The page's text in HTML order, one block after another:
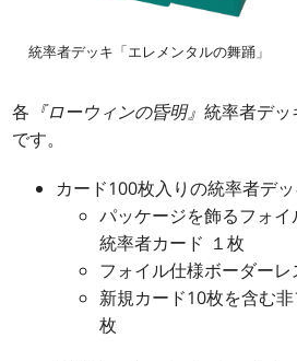
統率者デッキ「エレメンタルの舞踊」
各 『ローウィンの昏明』統率者デッ
です。
カード100枚入りの統率者デ
パッケージを飾るフォ
統率者カード １枚
フォイル仕様ボーダー
新規カード10枚を含む
枚